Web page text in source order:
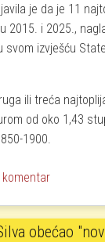
je da je 11
2015. i 2025.,
svom izvješću
ili treća
od oko 1,43
1900.
rekordi,
komentar
obećao